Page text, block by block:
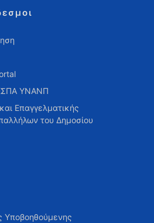
ΥΝΑΝΠ
Επαγγελματικής
του Δημοσίου
Υποβοηθούμενης